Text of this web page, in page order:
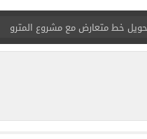
خط متعارض مع مشروع المترو
– البحرينية من تطور متواصل